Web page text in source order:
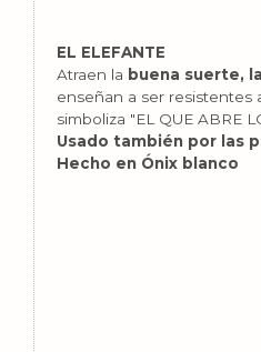
EL ELEFANTE
Atraen la buena suerte,
enseñan a ser resistentes
simboliza "EL QUE ABRE
Usado también por las
Hecho en Ónix blanco